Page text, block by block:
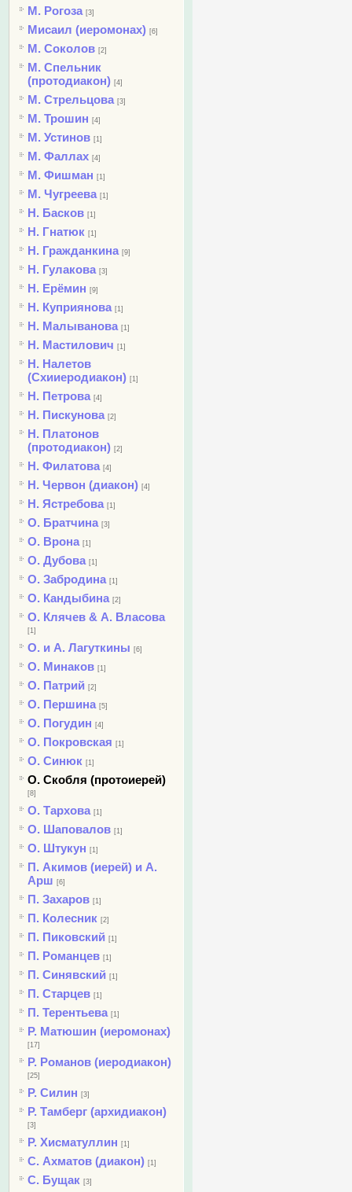
М. Рогоза [3]
Мисаил (иеромонах) [6]
М. Соколов [2]
М. Спельник
(протодиакон) [4]
М. Стрельцова [3]
М. Трошин [4]
М. Устинов [1]
М. Фаллах [4]
М. Фишман [1]
М. Чугреева [1]
Н. Басков [1]
Н. Гнатюк [1]
Н. Гражданкина [9]
Н. Гулакова [3]
Н. Ерёмин [9]
Н. Куприянова [1]
Н. Малыванова [1]
Н. Мастилович [1]
Н. Налетов
(Схииеродиакон) [1]
Н. Петрова [4]
Н. Пискунова [2]
Н. Платонов
(протодиакон) [2]
Н. Филатова [4]
Н. Червон (диакон) [4]
Н. Ястребова [1]
О. Братчина [3]
О. Врона [1]
О. Дубова [1]
О. Забродина [1]
О. Кандыбина [2]
О. Клячев & А. Власова
[1]
О. и А. Лагуткины [6]
О. Минаков [1]
О. Патрий [2]
О. Першина [5]
О. Погудин [4]
О. Покровская [1]
О. Синюк [1]
О. Скобля (протоиерей)
[8]
О. Тархова [1]
О. Шаповалов [1]
О. Штукун [1]
П. Акимов (иерей) и А.
Арш [6]
П. Захаров [1]
П. Колесник [2]
П. Пиковский [1]
П. Романцев [1]
П. Синявский [1]
П. Старцев [1]
П. Терентьева [1]
Р. Матюшин (иеромонах)
[17]
Р. Романов (иеродиакон)
[25]
Р. Силин [3]
Р. Тамберг (архидиакон)
[3]
Р. Хисматуллин [1]
С. Ахматов (диакон) [1]
С. Бущак [3]